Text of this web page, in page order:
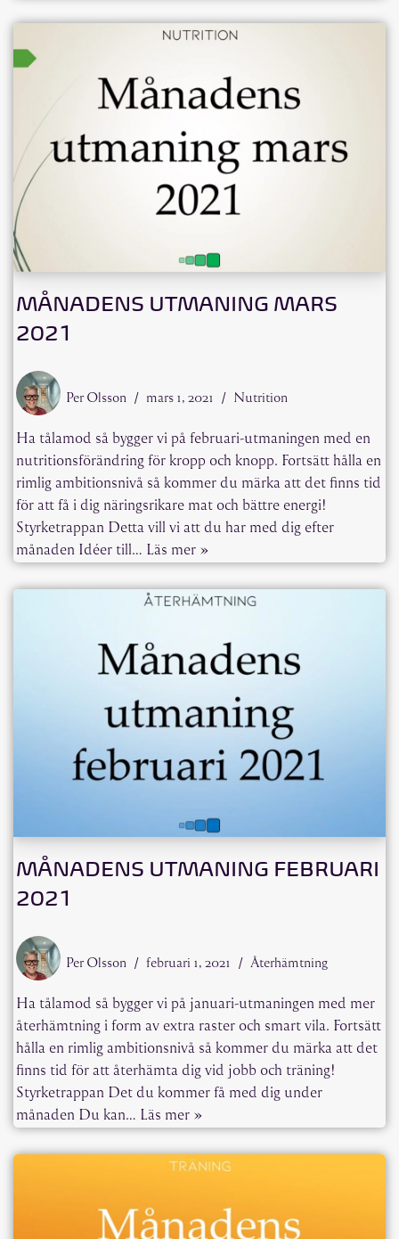
MÅNADENS UTMANING MARS
2021
Per Olsson mars 1, 2021 Nutrition
Ha tålamod så bygger vi på februari-utmaningen med en
nutritionsförändring för kropp och knopp. Fortsätt hålla en
rimlig ambitionsnivå så kommer du märka att det finns tid
för att få i dig näringsrikare mat och bättre energi!
Styrketrappan Detta vill vi att du har med dig efter
månaden Idéer till… Läs mer »
MÅNADENS UTMANING FEBRUARI
2021
Per Olsson februari 1, 2021 Återhämtning
Ha tålamod så bygger vi på januari-utmaningen med mer
återhämtning i form av extra raster och smart vila. Fortsätt
hålla en rimlig ambitionsnivå så kommer du märka att det
finns tid för att återhämta dig vid jobb och träning!
Styrketrappan Det du kommer få med dig under
månaden Du kan… Läs mer »